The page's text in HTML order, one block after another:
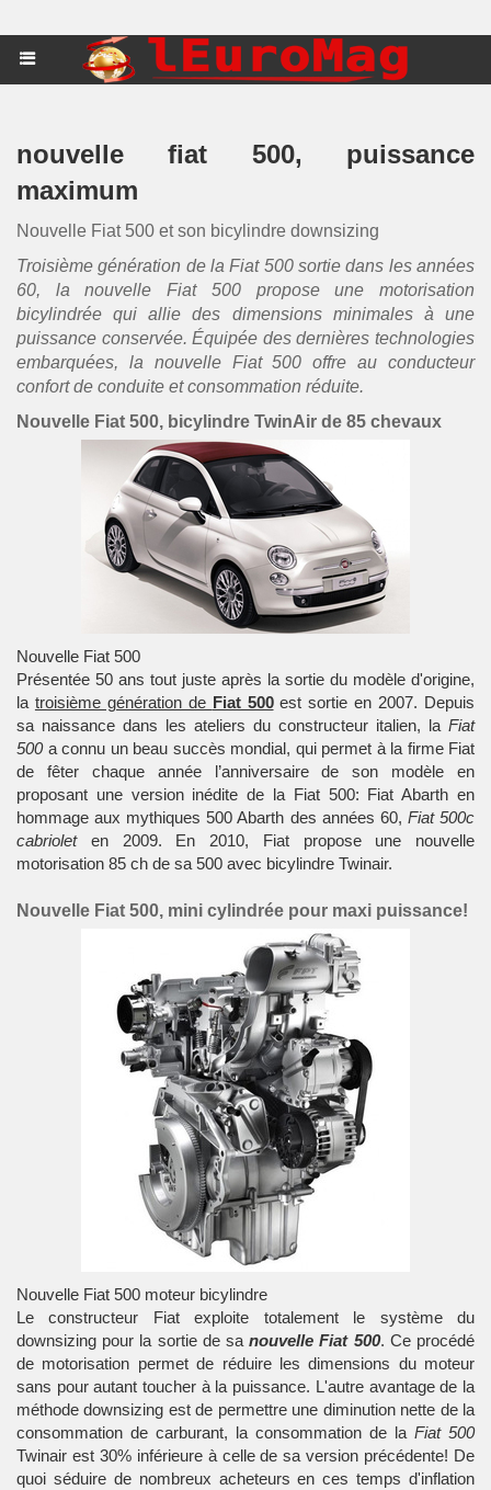
nouvelle fiat 500, puissance
maximum
Nouvelle Fiat 500 et son bicylindre downsizing
Troisième génération de la Fiat 500 sortie dans les années
60, la nouvelle Fiat 500 propose une motorisation
bicylindrée qui allie des dimensions minimales à une
puissance conservée. Équipée des dernières technologies
embarquées, la nouvelle Fiat 500 offre au conducteur
confort de conduite et consommation réduite.
Nouvelle Fiat 500, bicylindre TwinAir de 85 chevaux
Nouvelle Fiat 500
Présentée 50 ans tout juste après la sortie du modèle d'origine,
la troisième génération de Fiat 500est sortie en 2007. Depuis
sa naissance dans les ateliers du constructeur italien, la Fiat
500a connu un beau succès mondial, qui permet à la firme Fiat
de fêter chaque année l’anniversaire de son modèle en
proposant une version inédite de la Fiat 500: Fiat Abarth en
hommage aux mythiques 500 Abarth des années 60, Fiat 500c
cabrioleten 2009. En 2010, Fiat propose une nouvelle
motorisation 85 ch de sa 500 avec bicylindre Twinair.
Nouvelle Fiat 500, mini cylindrée pour maxi puissance!
Nouvelle Fiat 500 moteur bicylindre
Le constructeur Fiat exploite totalement le système du
downsizing pour la sortie de sanouvelle Fiat 500. Ce procédé
de motorisation permet de réduire les dimensions du moteur
sans pour autant toucher à la puissance. L'autre avantage de la
méthode downsizing est de permettre une diminution nette de la
consommation de carburant, la consommation de la Fiat 500
Twinair est 30% inférieure à celle de sa version précédente! De
quoi séduire de nombreux acheteurs en ces temps d'inflation